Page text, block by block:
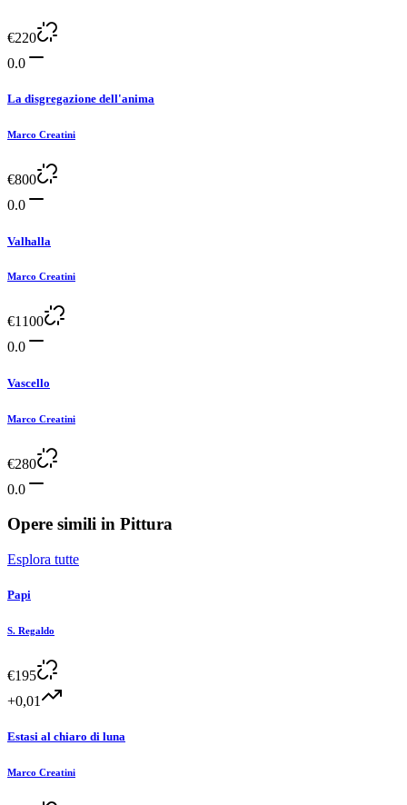
€220
0.0
La disgregazione dell'anima
Marco Creatini
€800
0.0
Valhalla
Marco Creatini
€1100
0.0
Vascello
Marco Creatini
€280
0.0
Opere simili in Pittura
Esplora tutte
Papi
S. Regaldo
€195
+0,01
Estasi al chiaro di luna
Marco Creatini